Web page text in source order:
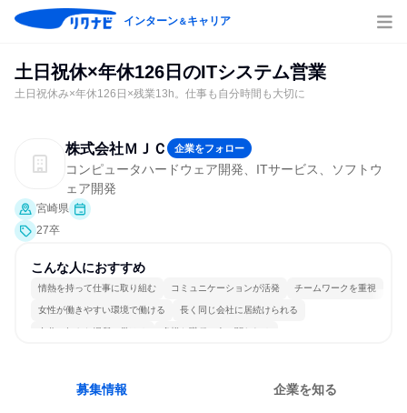
インターン＆キャリア
土日祝休×年休126日のITシステム営業
土日祝休み×年休126日×残業13h。仕事も自分時間も大切に
株式会社ＭＪＣ 企業をフォロー
コンピュータハードウェア開発、ITサービス、ソフトウ
ェア開発
宮崎県
27卒
こんな人におすすめ
情熱を持って仕事に取り組む コミュニケーションが活発 チームワークを重視
女性が働きやすい環境で働ける 長く同じ会社に居続けられる
自分の好きな場所で働ける 多様な職種の人と関われる
募集情報 企業を知る